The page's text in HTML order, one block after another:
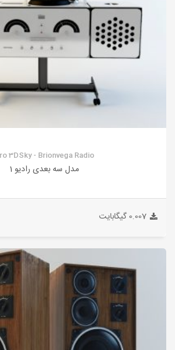
3DSky - Brionvega Radio
مدل سه بعدی رادیو 1
0.007 گیگابایت